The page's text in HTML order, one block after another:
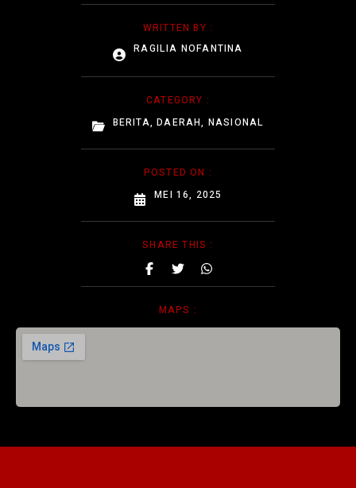
WRITTEN BY :
RAGILIA NOFANTINA
CATEGORY :
BERITA,DAERAH, NASIONAL
POSTED ON :
MEI 16, 2025
SHARE THIS :
MAPS :